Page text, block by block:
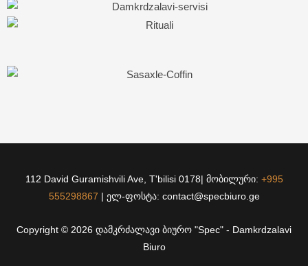
112 David Guramishvili Ave, T'bilisi 0178| მობილური: +995
555298867 | ელ-ფოსტა: contact@specbiuro.ge
Copyright © 2026 დამკრძალავი ბიურო "Spec" - Damkrdzalavi
Biuro